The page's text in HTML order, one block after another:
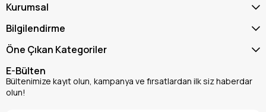
Kurumsal
Bilgilendirme
Öne Çıkan Kategoriler
E-Bülten
Bültenimize kayıt olun, kampanya ve fırsatlardan ilk siz haberdar
olun!